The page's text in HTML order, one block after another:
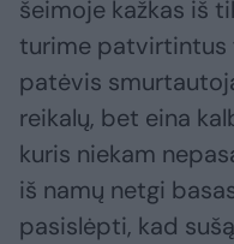
šeimoje kažkas iš
turime patvirtintus
patėvis
reikalų, bet eina
kuris niekam
iš namų netgi
pasislėpti, kad